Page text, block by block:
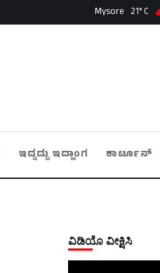
Mysore 21
ಇದ್ದದ್ದು ಇದ್ಹಾಂಗ ಕಾರ್ಟೂನ್
ವಿಡಿಯೊ ವೀಕ್ಷಿಸಿ